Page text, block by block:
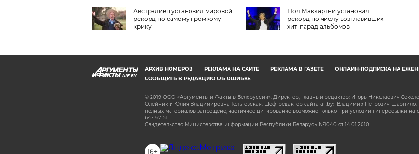
Австралиец установил мировой
рекорд по самому громкому
крику
Пол Маккартни установил
рекорд по числу возглавивших
хит-парад альбомов
AIF.BY
АРХИВ НОМЕРОВ РЕКЛАМА НА САЙТЕ РЕКЛАМА В ГАЗЕТЕ
ОНЛАЙН-ПОДПИСКА НА
СООБЩИТЬ В РЕДАКЦИЮ ОБ ОШИБКЕ
© 2019 ООО «Аргументы и Факты в Белоруссии». Директор, главный редактор: Игорь Николаевич
Олейник и Юлия Владимировна Тельтевская. Шеф-редактор сайта aif.by: Владимир Петрович
полных материалов запрещено, частичное цитирование возможно только при условии гиперссылки на
642 67 51.
Свидетельство Министерства информации Республики Беларусь №1040 от 14.01.2010
16+